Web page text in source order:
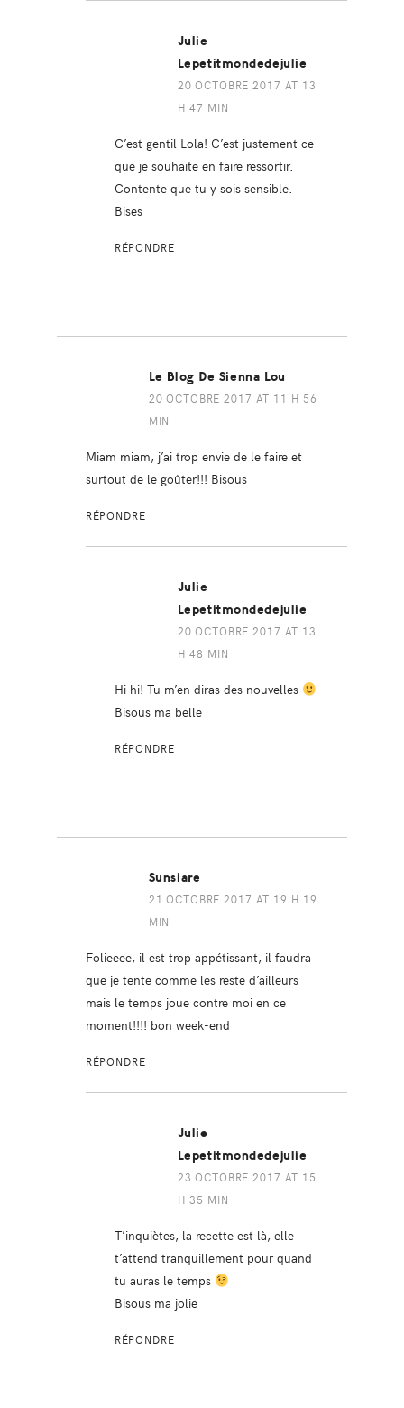
Julie
Lepetitmondedejulie
20 OCTOBRE 2017 AT 13
H 47 MIN
C’est gentil Lola! C’est justement ce
que je souhaite en faire ressortir.
Contente que tu y sois sensible.
Bises
RÉPONDRE
Le Blog De Sienna Lou
20 OCTOBRE 2017 AT 11 H 56
MIN
Miam miam, j’ai trop envie de le faire et
surtout de le goûter!!! Bisous
RÉPONDRE
Julie
Lepetitmondedejulie
20 OCTOBRE 2017 AT 13
H 48 MIN
Hi hi! Tu m’en diras des nouvelles
Bisous ma belle
RÉPONDRE
Sunsiare
21 OCTOBRE 2017 AT 19 H 19
MIN
Folieeee, il est trop appétissant, il faudra
que je tente comme les reste d’ailleurs
mais le temps joue contre moi en ce
moment!!!! bon week-end
RÉPONDRE
Julie
Lepetitmondedejulie
23 OCTOBRE 2017 AT 15
H 35 MIN
T’inquiètes, la recette est là, elle
t’attend tranquillement pour quand
tu auras le temps
Bisous ma jolie
RÉPONDRE